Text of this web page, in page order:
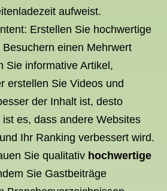
aufweist.
Erstellen Sie hochwertige
einen Mehrwert
Sie informative Artikel,
erstellen Sie Videos und
der Inhalt ist, desto
es, dass andere Websites
Ihr Ranking verbessert wird.
Sie qualitativ hochwertige
Sie Gastbeiträge